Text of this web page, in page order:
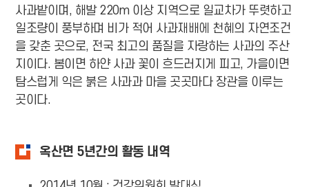
사과밭이며, 해발 220m 이상 지역으로 일교차가 뚜렷하고
일조량이 풍부하며 비가 적어 사과재배에 천혜의 자연조건
을 갖춘 곳으로, 전국 최고의 품질을 자랑하는 사과의 주산
지이다. 봄이면 하얀 사과 꽃이 흐드러지게 피고, 가을이면
탐스럽게 익은 붉은 사과과 마을 곳곳마다 장관을 이루는
곳이다.
옥산면 5년간의 활동 내역